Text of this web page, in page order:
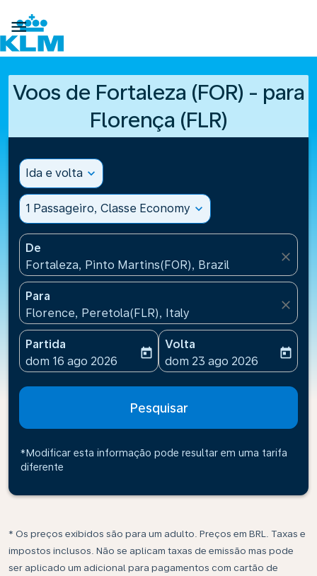

Voos de Fortaleza (FOR) - para
Florença (FLR)
Ida e volta expand_more
1 Passageiro, Classe Economy expand_more
De
Fortaleza, Pinto Martins(FOR), Brazil
close
Para
Florence, Peretola(FLR), Italy
close
Partida
fc-booking-departure-date-aria-label
dom 16 ago 2026
today
Volta
fc-booking-return-date-
dom 23 ago 2026
today
Pesquisar
*Modificar esta informação pode resultar em uma tarifa
diferente
* Os preços exibidos são para um adulto. Preços em BRL. Taxas e
impostos inclusos. Não se aplicam taxas de emissão mas pode
ser aplicado um adicional para pagamentos com cartão de